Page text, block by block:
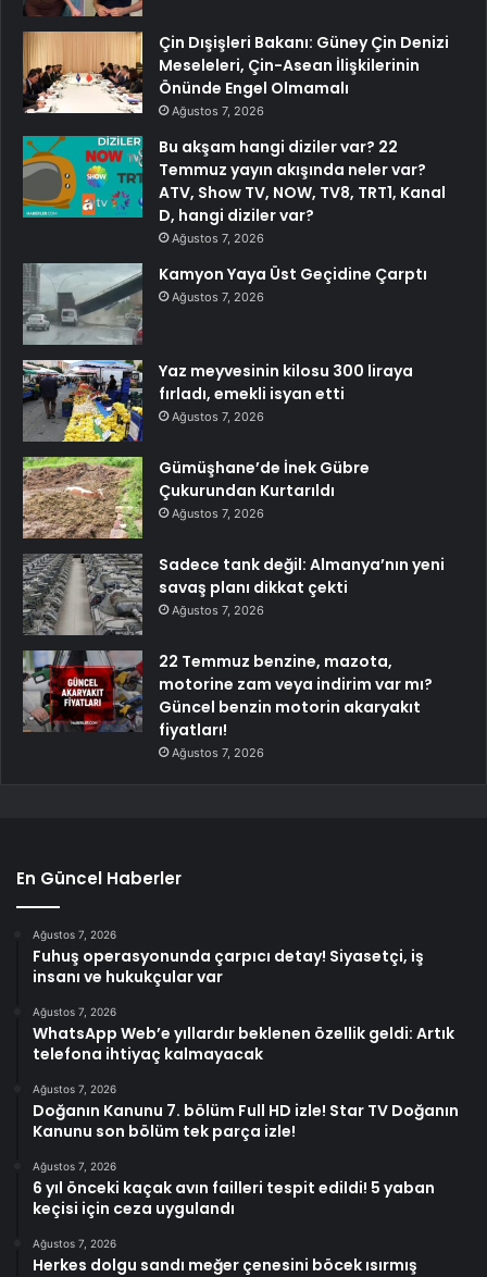
Çin Dışişleri Bakanı: Güney Çin Denizi
Meseleleri, Çin-Asean İlişkilerinin
Önünde Engel Olmamalı
Ağustos 7, 2026
Bu akşam hangi diziler var? 22
Temmuz yayın akışında neler var?
ATV, Show TV, NOW, TV8, TRT1, Kanal
D, hangi diziler var?
Ağustos 7, 2026
Kamyon Yaya Üst Geçidine Çarptı
Ağustos 7, 2026
Yaz meyvesinin kilosu 300 liraya
fırladı, emekli isyan etti
Ağustos 7, 2026
Gümüşhane’de İnek Gübre
Çukurundan Kurtarıldı
Ağustos 7, 2026
Sadece tank değil: Almanya’nın yeni
savaş planı dikkat çekti
Ağustos 7, 2026
22 Temmuz benzine, mazota,
motorine zam veya indirim var mı?
Güncel benzin motorin akaryakıt
fiyatları!
Ağustos 7, 2026
En Güncel Haberler
Ağustos 7, 2026
Fuhuş operasyonunda çarpıcı detay! Siyasetçi, iş
insanı ve hukukçular var
Ağustos 7, 2026
WhatsApp Web’e yıllardır beklenen özellik geldi: Artık
telefona ihtiyaç kalmayacak
Ağustos 7, 2026
Doğanın Kanunu 7. bölüm Full HD izle! Star TV Doğanın
Kanunu son bölüm tek parça izle!
Ağustos 7, 2026
6 yıl önceki kaçak avın failleri tespit edildi! 5 yaban
keçisi için ceza uygulandı
Ağustos 7, 2026
Herkes dolgu sandı meğer çenesini böcek ısırmış